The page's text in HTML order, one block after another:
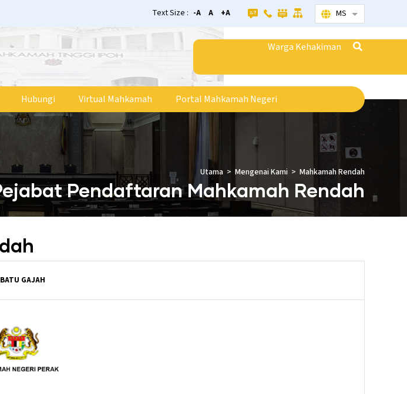
Text Size : -A A +A MS Senarai
Warga Kehakiman
Hubungi Virtual Mahkamah Portal Mahkamah Negeri
Pendaftaran Mahkamah Rendah
Utama Mengenai Kami Mahkamah Rendah
GAJAH